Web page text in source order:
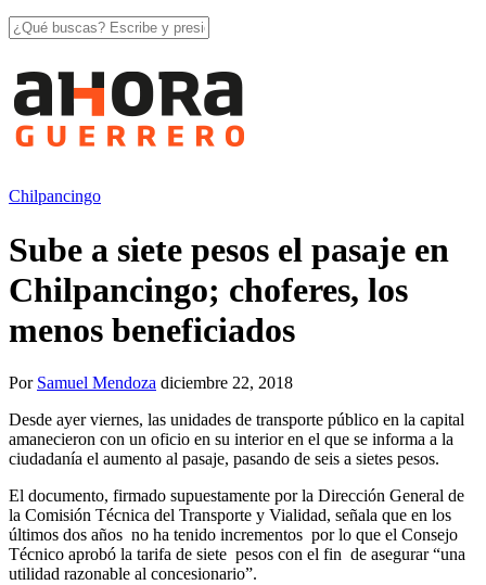
Chilpancingo
Sube a siete pesos el pasaje en
Chilpancingo; choferes, los
menos beneficiados
Por Samuel Mendoza diciembre 22, 2018
Desde ayer viernes, las unidades de transporte público en la capital
amanecieron con un oficio en su interior en el que se informa a la
ciudadanía el aumento al pasaje, pasando de seis a sietes pesos.
El documento, firmado supuestamente por la Dirección General de
la Comisión Técnica del Transporte y Vialidad, señala que en los
últimos dos años no ha tenido incrementos por lo que el Consejo
Técnico aprobó la tarifa de siete pesos con el fin de asegurar “una
utilidad razonable al concesionario”.